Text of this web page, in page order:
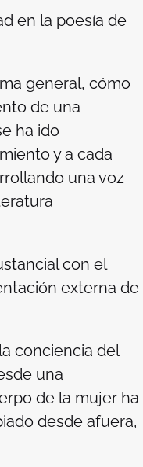
en la poesía de
general, cómo
de una
ha ido
y a cada
una voz
con el
externa de
conciencia del
una
de la mujer ha
desde afuera,